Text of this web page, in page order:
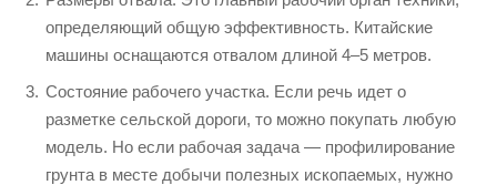
определяющий общую эффективность. Китайские
машины оснащаются отвалом длиной 4–5 метров.
Состояние рабочего участка. Если речь идет о
разметке сельской дороги, то можно покупать любую
модель. Но если рабочая задача — профилирование
грунта в месте добычи полезных ископаемых, нужно